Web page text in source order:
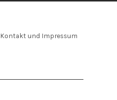
Kontakt und Impressum